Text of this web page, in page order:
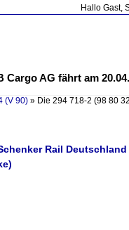
Hallo Gast,
Cargo AG fährt am
(V 90) » Die 294 718-2 (98 80
Rail Deutschland